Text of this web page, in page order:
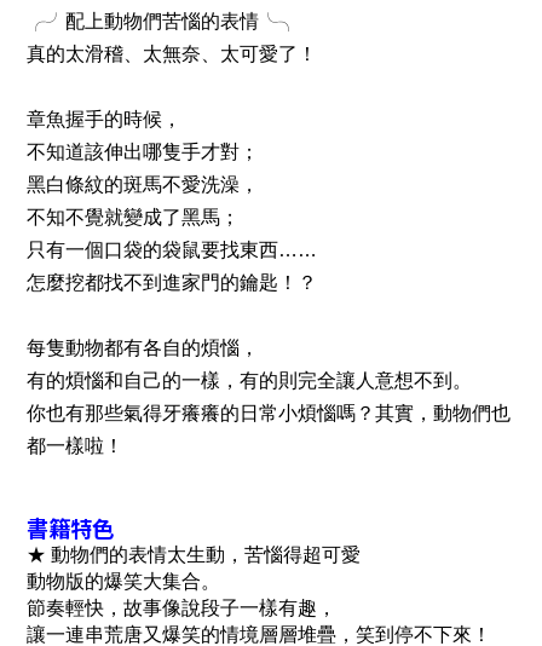
╭╯配上動物們苦惱的表情╰╮
真的太滑稽、太無奈、太可愛了！
章魚握手的時候，
不知道該伸出哪隻手才對；
黑白條紋的斑馬不愛洗澡，
不知不覺就變成了黑馬；
只有一個口袋的袋鼠要找東西……
怎麼挖都找不到進家門的鑰匙！？
每隻動物都有各自的煩惱，
有的煩惱和自己的一樣，有的則完全讓人意想不到。
你也有那些氣得牙癢癢的日常小煩惱嗎？其實，動物們也
都一樣啦！
書籍特色
★ 動物們的表情太生動，苦惱得超可愛
動物版的爆笑大集合。
節奏輕快，故事像說段子一樣有趣，
讓一連串荒唐又爆笑的情境層層堆疊，笑到停不下來！